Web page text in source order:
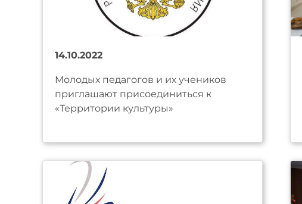
14.10.2022
Молодых педагогов и их учеников
приглашают присоединиться к
«Территории культуры»